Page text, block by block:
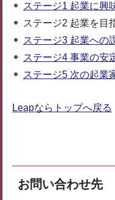
ステージ1 起業に興
ステージ2 起業を目
ステージ3 起業への
ステージ4 事業の安
ステージ5 次の起業
Leapならトップへ戻る
お問い合わせ先